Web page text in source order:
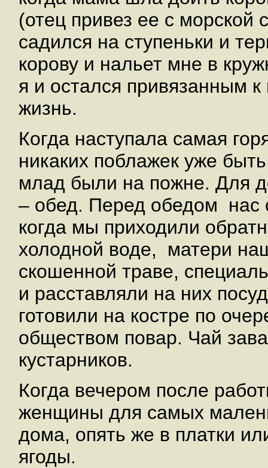
(отец привез ее с
садился на ступеньки и
корову и нальет мне в
я и остался привязанным
жизнь.
Когда наступала самая
никаких поблажек уже
млад были на пожне. Для
– обед. Перед обедом нас
когда мы приходили
холодной воде, матери
скошенной траве,
и расставляли на них
готовили на костре по
обществом повар. Чай
кустарников.
Когда вечером после
женщины для самых
дома, опять же в платки
ягоды.